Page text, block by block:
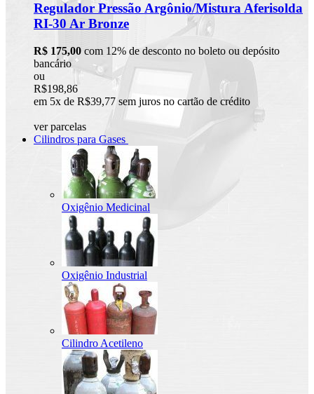
Regulador Pressão Argônio/Mistura Aferisolda
RI-30 Ar Bronze
R$ 175,00 com 12% de desconto no boleto ou depósito
bancário
ou
R$198,86
em 5x de R$39,77 sem juros no cartão de crédito
ver parcelas
Cilindros para Gases
Oxigênio Medicinal
Oxigênio Industrial
Cilindro Acetileno